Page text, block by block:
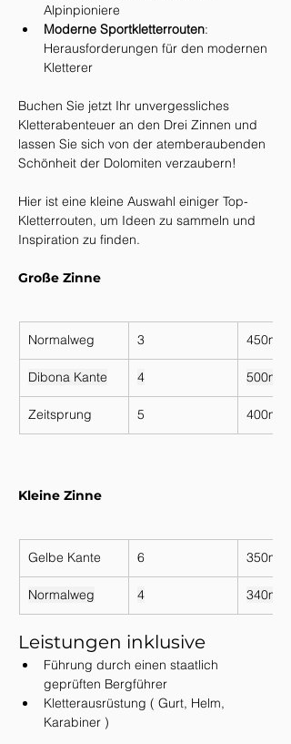
Alpinpioniere
Moderne Sportkletterrouten:
Herausforderungen für den modernen
Kletterer
Buchen Sie jetzt Ihr unvergessliches
Kletterabenteuer an den Drei Zinnen und
lassen Sie sich von der atemberaubenden
Schönheit der Dolomiten verzaubern!
Hier ist eine kleine Auswahl einiger Top-
Kletterrouten, um Ideen zu sammeln und
Inspiration zu finden.
Große Zinne
Normalweg 3 450m
Dibona Kante 4 500m
Zeitsprung 5 400m
Kleine Zinne
Gelbe Kante 6 350m
Normalweg 4 340m
Leistungen inklusive
Führung durch einen staatlich
geprüften Bergführer
Kletterausrüstung ( Gurt, Helm,
Karabiner )